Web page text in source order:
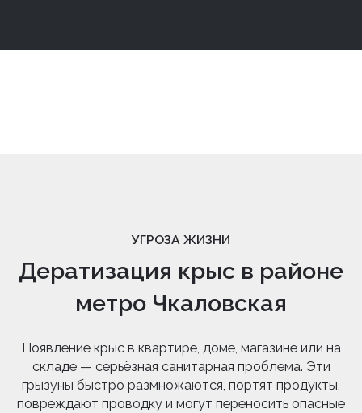
УГРОЗА ЖИЗНИ
Дератизация крыс в районе
метро Чкаловская
Появление крыс в квартире, доме, магазине или на
складе — серьёзная санитарная проблема. Эти
грызуны быстро размножаются, портят продукты,
повреждают проводку и могут переносить опасные